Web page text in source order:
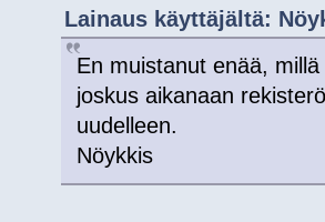
Lainaus käyttäjältä:
En muistanut enää,
joskus aikanaan
uudelleen.
Nöykkis